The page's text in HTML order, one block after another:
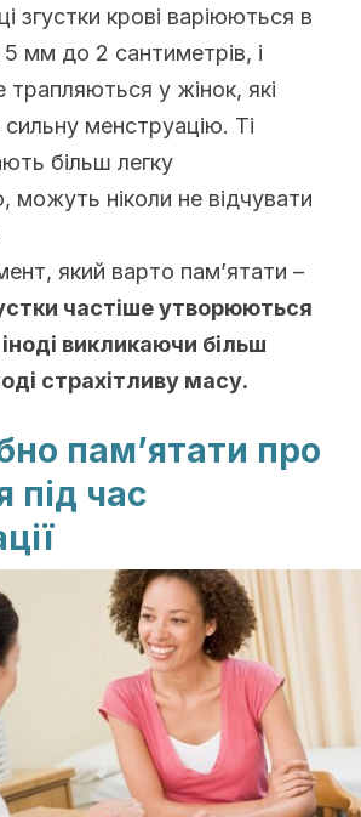
згустки крові варіюються в
5 мм до 2 сантиметрів, і
трапляються у жінок, які
менструацію. Ті
більш легку
можуть ніколи не відчувати
який варто пам’ятати –
частіше утворюються
викликаючи більш
страхітливу масу.
пам’ятати про
під час